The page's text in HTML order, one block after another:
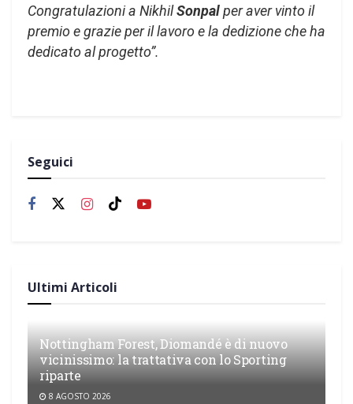
Congratulazioni a NikhilSonpalper aver vinto il
premio e grazie per il lavoro e la dedizione che ha
dedicato al progetto”.
Seguici
Ultimi Articoli
Nottingham Forest, Diomandé è di nuovo
vicinissimo: la trattativa con lo Sporting
riparte
8 AGOSTO 2026